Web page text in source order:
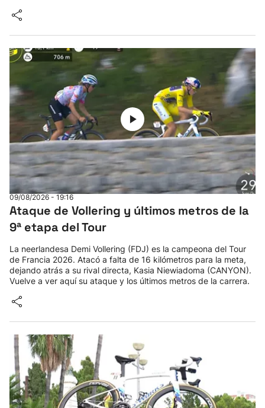
09/08/2026 - 19:16
Ataque de Vollering y últimos metros de la
9ª etapa del Tour
La neerlandesa Demi Vollering (FDJ) es la campeona del Tour
de Francia 2026. Atacó a falta de 16 kilómetros para la meta,
dejando atrás a su rival directa, Kasia Niewiadoma (CANYON).
Vuelve a ver aquí su ataque y los últimos metros de la carrera.